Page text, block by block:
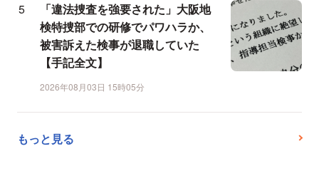
「違法捜査を強要された」大阪地
検特捜部での研修でパワハラか、
被害訴えた検事が退職していた
【手記全文】
2026年08月03日 15時05分
もっと見る